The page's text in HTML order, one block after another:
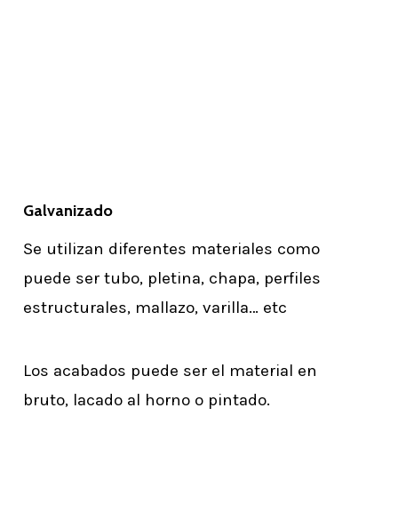
Galvanizado
Se utilizan diferentes materiales como
puede ser tubo, pletina, chapa, perfiles
estructurales, mallazo, varilla… etc
Los acabados puede ser el material en
bruto, lacado al horno o pintado.